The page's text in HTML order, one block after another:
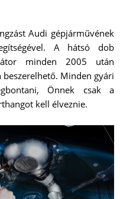
Audi gépjárművének
A hátsó dob
minden 2005 után
Minden gyári
Önnek csak a
kell élveznie.